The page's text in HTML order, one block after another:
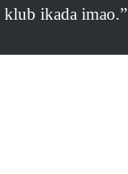
ikada imao.”